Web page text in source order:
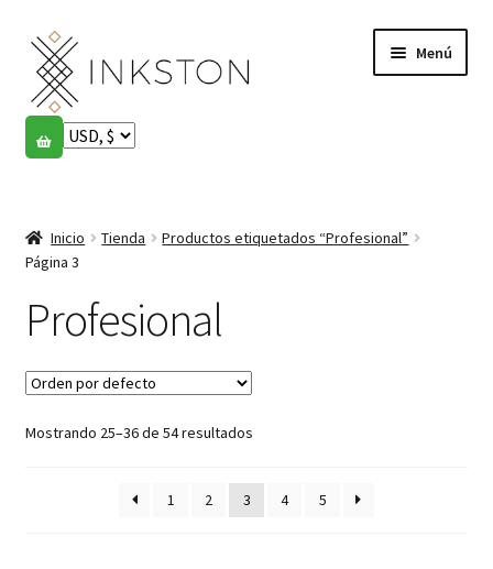
Ir
la
navegación
Ir
al
contenido
Menú
Tienda
English
Español
Inicio Tienda
Productos etiquetados “Profesional”
Página 3
Profesional
Mostrando 25–36 de 54 resultados
1 2 3 4 5